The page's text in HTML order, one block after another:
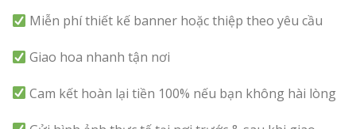
Miễn phí thiết kế banner hoặc thiệp theo yêu cầu
Giao hoa nhanh tận nơi
Cam kết hoàn lại tiền 100% nếu bạn không hài lòng